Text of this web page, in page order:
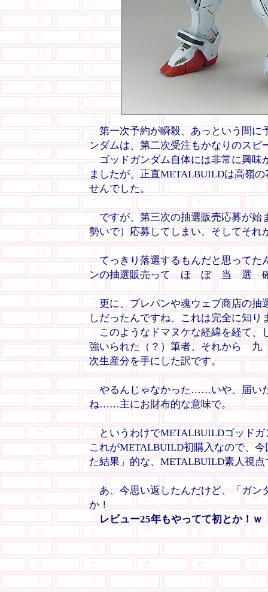
第一次予約が瞬殺、あっという間に
ンダムは、第二次受注もかなりのスピ
ゴッドガンダム自体には非常に興味
ましたが、正直METALBUILDは高嶺
せんでした。
ですが、第三次の抽選販売応募が始
勢いで）応募してしまい、そしてそれ
てっきり落選するもんだと思ってた
ンの抽選販売って ほ ぼ 当 選
更に、プレバンや魂ウェブ商店の抽
しだったんですね、これは完全に知り
このようなドマヌケな経緯を経て、
強いられた（？）筆者、それから
次生産分を手にした訳です。
やるんじゃなかった……いや、届い
ね……主にお財布的な意味で。
というわけでMETALBUILDゴッドガ
これがMETALBUILD初購入なので、
た結果」的な、METALBUILD素人視
あ、今思い返したんだけど、「ガン
か！
レビュー25年もやってて初とか！ｗ